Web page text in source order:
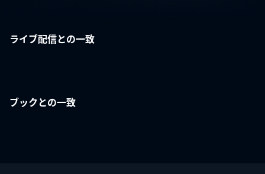
ライブ配信との一致
ブックとの一致